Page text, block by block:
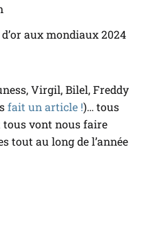
aux mondiaux 2024
Virgil, Bilel, Freddy
fait un article !)… tous
tous vont nous faire
tout au long de l’année